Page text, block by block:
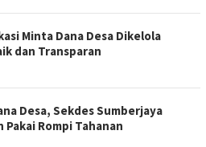
Minta Dana Desa Dikelola
dan Transparan
Desa, Sekdes Sumberjaya
Pakai Rompi Tahanan